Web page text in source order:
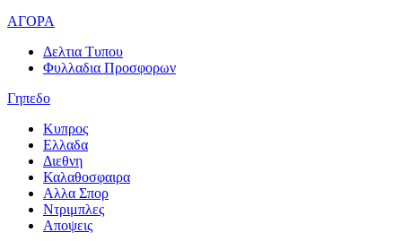
ΑΓΟΡΑ
Δελτια Τυπου
Φυλλαδια Προσφορων
Γηπεδο
Κυπρος
Ελλαδα
Διεθνη
Καλαθοσφαιρα
Αλλα Σπορ
Ντριμπλες
Αποψεις